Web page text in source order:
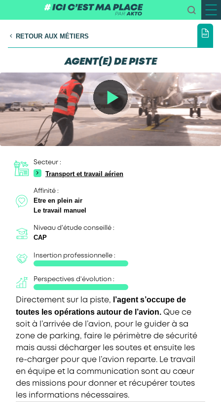
RETOUR AUX MÉTIERS
AGENT(E) DE PISTE
Secteur :
Transport et travail aérien
Affinité :
Etre en plein air
Le travail manuel
Niveau d'étude conseillé :
CAP
Insertion professionnelle :
Perspectives d’évolution :
Directement sur la piste,
l’agent s’occupe de
toutes les opérations autour de l’avion. Que ce
soit à l’arrivée de l’avion, pour le guider à sa
zone de parking, faire le périmètre de sécurité
mais aussi décharger les soutes et ensuite les
re-charger pour que l’avion reparte. Le travail
en équipe et la communication sont au cœur
des missions pour donner et récupérer toutes
les informations nécessaires.